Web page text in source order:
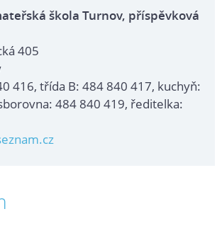
škola Turnov, příspěvková
405
416, třída B: 484 840 417, kuchyň:
484 840 419, ředitelka: